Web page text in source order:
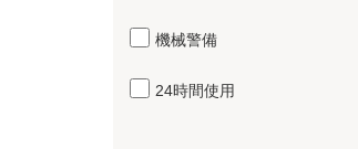
機械警備
24時間使用